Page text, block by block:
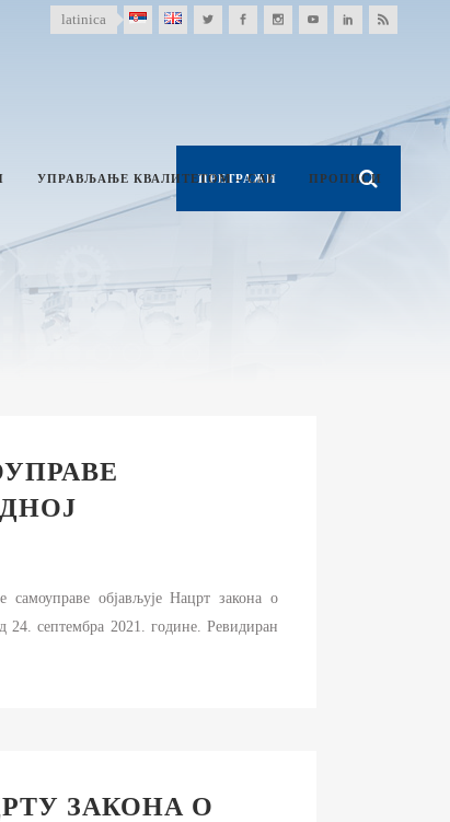
latinica
УПРАВЉАЊЕ КВАЛИТЕТОМ – CAF ПРОПИСИ
објављује Нацрт закона о
24. септембра 2021. године. Ревидиран
ЗАКОНА О